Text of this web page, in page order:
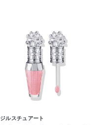
ジルスチュアート